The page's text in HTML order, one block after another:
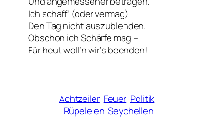
Ich schaff‘ (oder vermag)
Den Tag nicht auszublenden.
Obschon ich Schärfe mag –
Für heut woll’n wir’s beenden!
Achtzeiler Feuer Politik
Rüpeleien Seychellen